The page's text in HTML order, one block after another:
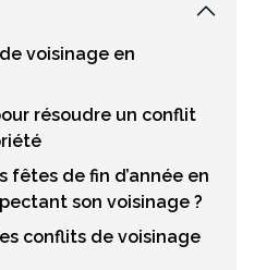
voisinage en
résoudre un conflit
fêtes de fin d’année en
son voisinage ?
conflits de voisinage